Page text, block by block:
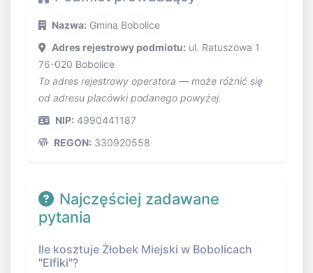
Nazwa: Gmina Bobolice
Adres rejestrowy podmiotu: ul. Ratuszowa 1
76-020 Bobolice
To adres rejestrowy operatora — może różnić się
od adresu placówki podanego powyżej.
NIP: 4990441187
REGON: 330920558
Najczęściej zadawane
pytania
Ile kosztuje Żłobek Miejski w Bobolicach
"Elfiki"?